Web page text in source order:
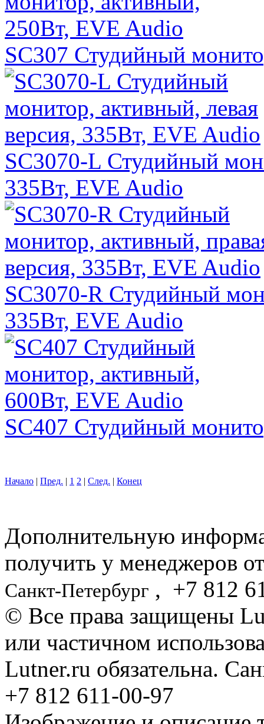
SC307 Студийный
SC3070-L Студийный
335Вт, EVE Audio
SC3070-R Студийный
335Вт, EVE Audio
SC407 Студийный
Начало | Пред. | 1 2 | След. | Конец
Дополнительную
получить у менеджеров
Санкт-Петербург , +7 812
© Все права защищены
или частичном
Lutner.ru обязательна.
+7 812 611-00-97